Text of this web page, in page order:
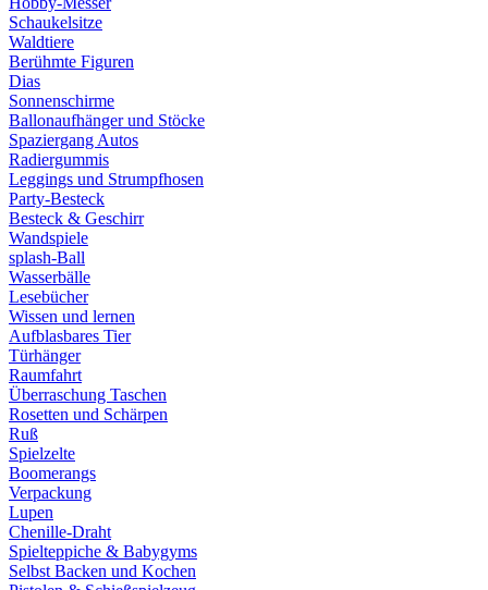
Schaukelsitze
Waldtiere
Berühmte Figuren
Dias
Sonnenschirme
Ballonaufhänger und Stöcke
Spaziergang Autos
Radiergummis
Leggings und Strumpfhosen
Party-Besteck
Besteck & Geschirr
Wandspiele
splash-Ball
Wasserbälle
Lesebücher
Wissen und lernen
Aufblasbares Tier
Türhänger
Raumfahrt
Überraschung Taschen
Rosetten und Schärpen
Ruß
Spielzelte
Boomerangs
Verpackung
Lupen
Chenille-Draht
Spielteppiche & Babygyms
Selbst Backen und Kochen